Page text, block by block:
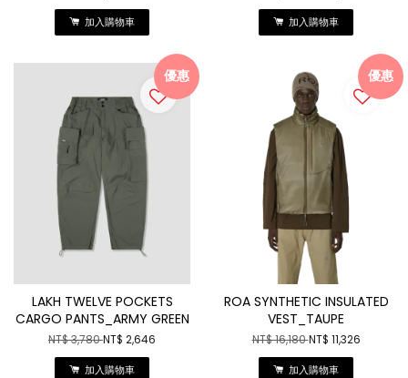
加入購物車 加入購物車
優惠
LAKH TWELVE POCKETS
CARGO PANTS_ARMY GREEN
NT$ 3,780NT$ 2,646
加入購物車
優惠
ROA SYNTHETIC INSULATED
VEST_TAUPE
NT$ 16,180NT$ 11,326
加入購物車